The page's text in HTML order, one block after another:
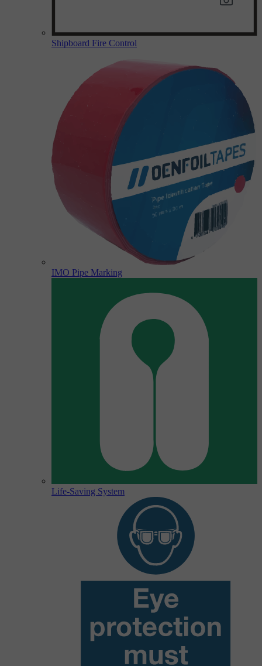
Shipboard Fire Control
IMO Pipe Marking
Life-Saving System